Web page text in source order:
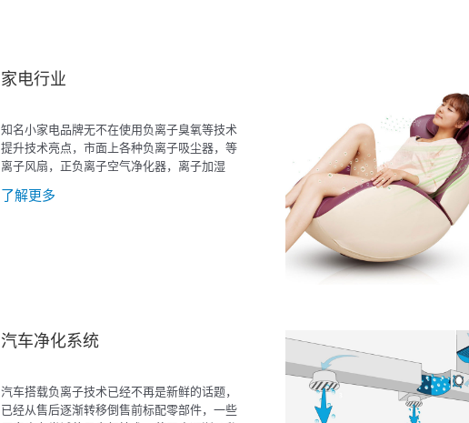
家电行业
知名小家电品牌无不在使用负离子臭氧等技术
提升技术亮点，市面上各种负离子吸尘器，等
离子风扇，正负离子空气净化器，离子加湿
了解更多
汽车净化系统
汽车搭载负离子技术已经不再是新鲜的话题，
已经从售后逐渐转移倒售前标配零部件，一些